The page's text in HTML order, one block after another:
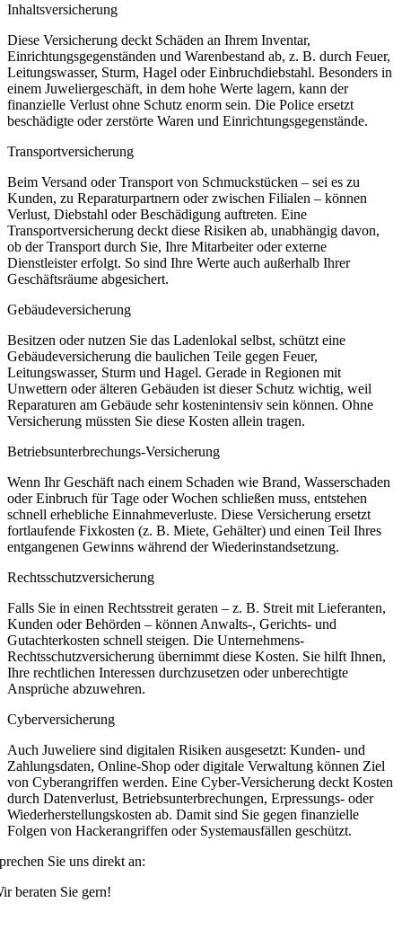
Inhaltsversicherung
Diese Versicherung deckt Schäden an Ihrem Inventar,
Einrichtungsgegenständen und Warenbestand ab, z. B. durch Feuer,
Leitungswasser, Sturm, Hagel oder Einbruchdiebstahl. Besonders in
einem Juweliergeschäft, in dem hohe Werte lagern, kann der
finanzielle Verlust ohne Schutz enorm sein. Die Police ersetzt
beschädigte oder zerstörte Waren und Einrichtungsgegenstände.
Transportversicherung
Beim Versand oder Transport von Schmuckstücken – sei es zu
Kunden, zu Reparaturpartnern oder zwischen Filialen – können
Verlust, Diebstahl oder Beschädigung auftreten. Eine
Transportversicherung deckt diese Risiken ab, unabhängig davon,
ob der Transport durch Sie, Ihre Mitarbeiter oder externe
Dienstleister erfolgt. So sind Ihre Werte auch außerhalb Ihrer
Geschäftsräume abgesichert.
Gebäudeversicherung
Besitzen oder nutzen Sie das Ladenlokal selbst, schützt eine
Gebäudeversicherung die baulichen Teile gegen Feuer,
Leitungswasser, Sturm und Hagel. Gerade in Regionen mit
Unwettern oder älteren Gebäuden ist dieser Schutz wichtig, weil
Reparaturen am Gebäude sehr kostenintensiv sein können. Ohne
Versicherung müssten Sie diese Kosten allein tragen.
Betriebsunterbrechungs-Versicherung
Wenn Ihr Geschäft nach einem Schaden wie Brand, Wasserschaden
oder Einbruch für Tage oder Wochen schließen muss, entstehen
schnell erhebliche Einnahmeverluste. Diese Versicherung ersetzt
fortlaufende Fixkosten (z. B. Miete, Gehälter) und einen Teil Ihres
entgangenen Gewinns während der Wiederinstandsetzung.
Rechtsschutzversicherung
Falls Sie in einen Rechtsstreit geraten – z. B. Streit mit Lieferanten,
Kunden oder Behörden – können Anwalts-, Gerichts- und
Gutachterkosten schnell steigen. Die Unternehmens-
Rechtsschutzversicherung übernimmt diese Kosten. Sie hilft Ihnen,
Ihre rechtlichen Interessen durchzusetzen oder unberechtigte
Ansprüche abzuwehren.
Cyberversicherung
Auch Juweliere sind digitalen Risiken ausgesetzt: Kunden- und
Zahlungsdaten, Online-Shop oder digitale Verwaltung können Ziel
von Cyberangriffen werden. Eine Cyber-Versicherung deckt Kosten
durch Datenverlust, Betriebsunterbrechungen, Erpressungs- oder
Wiederherstellungskosten ab. Damit sind Sie gegen finanzielle
Folgen von Hackerangriffen oder Systemausfällen geschützt.
Sie uns direkt an:
beraten Sie gern!